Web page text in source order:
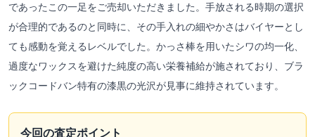
であったこの一足をご売却いただきました。手放される時期の選択
が合理的であるのと同時に、その手入れの細やかさはバイヤーとし
ても感動を覚えるレベルでした。かっさ棒を用いたシワの均一化、
過度なワックスを避けた純度の高い栄養補給が施されており、ブラ
ックコードバン特有の漆黒の光沢が見事に維持されています。
今回の査定ポイント